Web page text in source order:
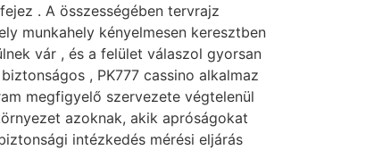
. A összességében tervrajz
munkahely kényelmesen keresztben
vár , és a felület válaszol gyorsan
, PK777 cassino alkalmaz
megfigyelő szervezete végtelenül
azoknak, akik apróságokat
intézkedés mérési eljárás